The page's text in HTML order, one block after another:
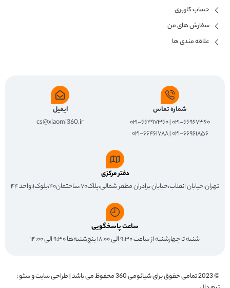
حساب کاربری
سفارش های من
علاقه مندی ها
شماره تماس
۰۲۱-۶۶۹۶۷۳۶۰ | ۰۲۱-۶۶۴۹۷۳۶۰
۰۲۱-۶۶۹۶۱۸۵۶ | ۰۲۱-۶۶۴۶۱۷۸۸
ایمیل
cs@xiaomi360.ir
دفتر مرکزی
تهران،خیابان انقلاب،خیابان برادران مظفر شمالی،پلاک۷۰،ساختمان۴۰،بلوک۱،واحد ۴۴
ساعت پاسخگویی
شنبه تا چهارشنبه از ساعت ۹:۳۰ الی ۱۸:۰۰ پنج‌شنبه‌ها ۹:۳۰ الی ۱۴:۰۰
© 2023 تمامی حقوق برای شیائومی 360
محفوظ می باشد | طراحی سایت و سئو :